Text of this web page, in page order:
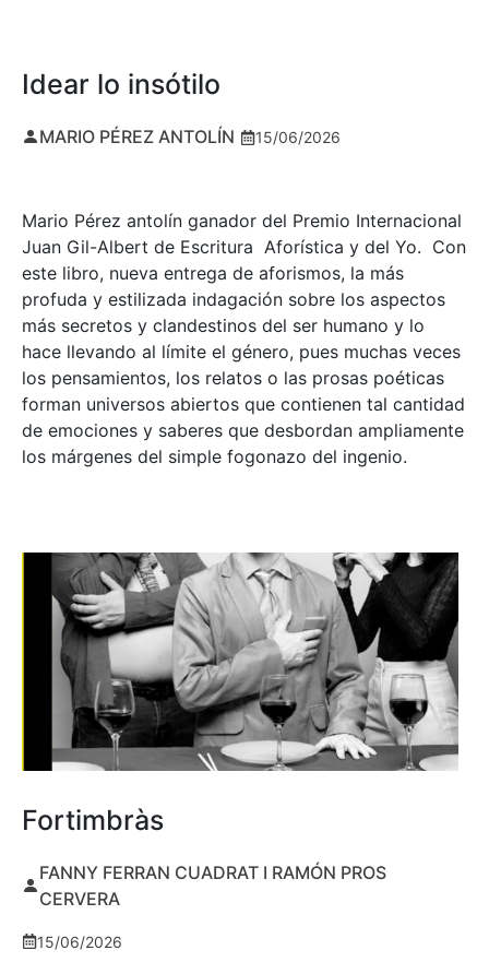
Idear lo insótilo
MARIO PÉREZ ANTOLÍN 15/06/2026
Mario Pérez antolín ganador del Premio Internacional
Juan Gil-Albert de Escritura Aforística y del Yo. Con
este libro, nueva entrega de aforismos, la más
profuda y estilizada indagación sobre los aspectos
más secretos y clandestinos del ser humano y lo
hace llevando al límite el género, pues muchas veces
los pensamientos, los relatos o las prosas poéticas
forman universos abiertos que contienen tal cantidad
de emociones y saberes que desbordan ampliamente
los márgenes del simple fogonazo del ingenio.
Fortimbràs
FANNY FERRAN CUADRAT I RAMÓN PROS
CERVERA
15/06/2026